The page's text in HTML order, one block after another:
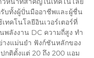
บทั้งผู้ปั่นมืออาชีพและผู้ชื่น
คโนโลยีอินเวอร์เตอร์ที่
พลังงาน DC ความถี่สูง ทํา
งแม่นยํา ฟังก์ชันหลักของ
กติตั้งแต่ 20 ถึง 200 แอม